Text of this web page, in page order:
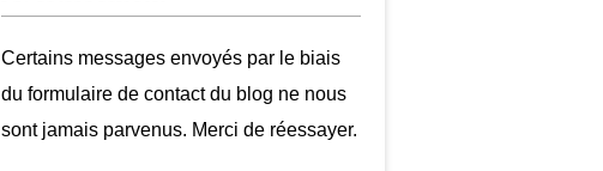
Certains messages envoyés par le biais
du formulaire de contact du blog ne nous
sont jamais parvenus. Merci de réessayer.